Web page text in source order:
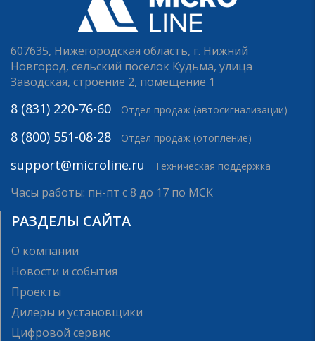
607635, Нижегородская область, г. Нижний
Новгород, сельский поселок Кудьма, улица
Заводская, строение 2, помещение 1
8 (831) 220-76-60 Отдел продаж (автосигнализации)
8 (800) 551-08-28 Отдел продаж (отопление)
support@microline.ru Техническая поддержка
Часы работы: пн-пт с 8 до 17 по МСК
РАЗДЕЛЫ САЙТА
О компании
Новости и события
Проекты
Дилеры и установщики
Цифровой сервис